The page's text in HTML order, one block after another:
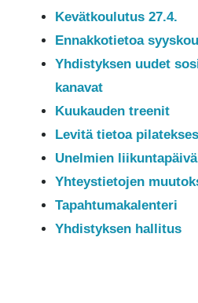
Kevätkoulutus 27.4.
Ennakkotietoa
Yhdistyksen uudet
kanavat
Kuukauden treenit
Levitä tietoa
Unelmien liikuntapäivä
Yhteystietojen
Tapahtumakalenteri
Yhdistyksen hallitus